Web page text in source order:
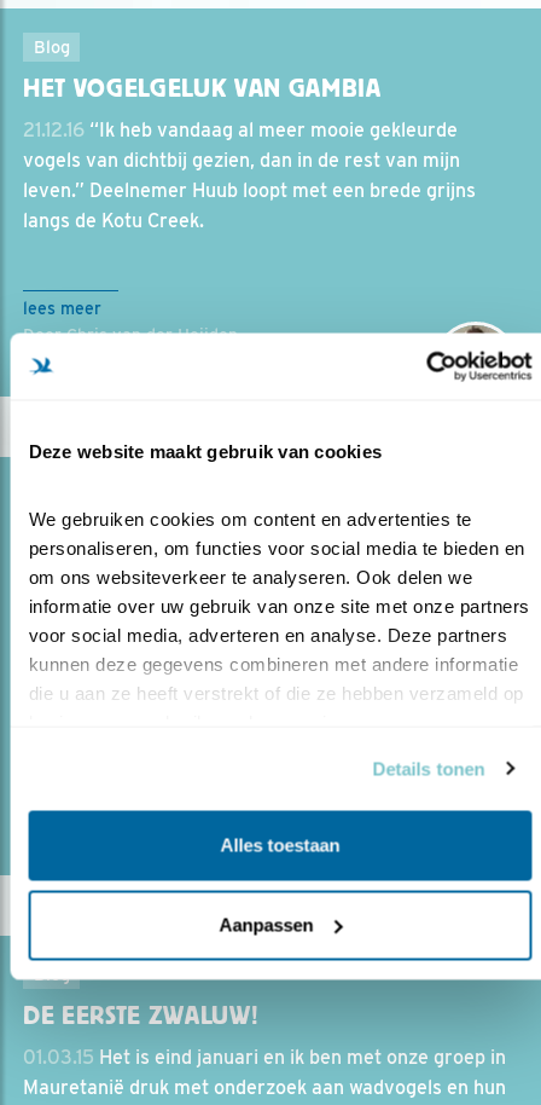
Deze website maakt gebruik van cookies
We gebruiken cookies om content en advertenties te
personaliseren, om functies voor social media te bieden en
om ons websiteverkeer te analyseren. Ook delen we
informatie over uw gebruik van onze site met onze partners
voor social media, adverteren en analyse. Deze partners
kunnen deze gegevens combineren met andere informatie
die u aan ze heeft verstrekt of die ze hebben verzameld op
Details tonen
Alles toestaan
Aanpassen
Blog
HET VOGELGELUK VAN GAMBIA
21.12.16 “Ik heb vandaag al meer mooie gekleurde
vogels van dichtbij gezien, dan in de rest van mijn
leven.” Deelnemer Huub loopt met een brede grijns
langs de Kotu Creek.
lees meer
Door Chris van der Heijden
KOEKJES HELPEN TREKVOGELS
21.07.16 Trekvogels houden zich niet aan grenzen.
Vogelbescherming werkt daarom nauw samen met
natuurbeschermers langs de gehele trekroute van
Europa naar Afrika. Daniëlle van Oijen van
Vogelbescherming trok t..
Door Daniëlle van Oijen
DE EERSTE ZWALUW!
01.03.15 Het is eind januari en ik ben met onze groep in
Mauretanië druk met onderzoek aan wadvogels en hun